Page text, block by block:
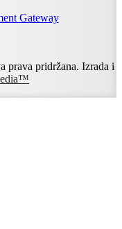
prava pridržana. Izrada i